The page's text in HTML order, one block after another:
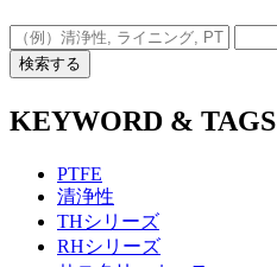
検索する
KEYWORD & TAGS
PTFE
清浄性
THシリーズ
RHシリーズ